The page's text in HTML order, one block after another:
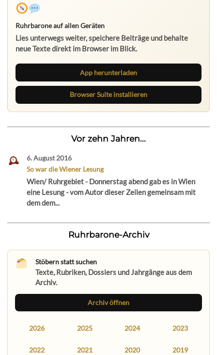
Ruhrbarone auf allen Geräten
Lies unterwegs weiter, speichere Beiträge und behalte
neue Texte direkt im Browser im Blick.
App herunterladen
Browser Suite installieren
Vor zehn Jahren...
6. August 2016
So war die Wiener Lesung
Wien/ Ruhrgebiet - Donnerstag abend gab es in Wien
eine Lesung - vom Autor dieser Zeilen gemeinsam mit
dem dem...
Ruhrbarone-Archiv
Stöbern statt suchen
Texte, Rubriken, Dossiers und Jahrgänge aus dem
Archiv.
Archiv öffnen
2026 2025 2024 2023
2022 2021 2020 2019